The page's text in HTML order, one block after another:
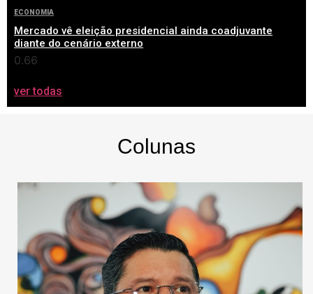
ECONOMIA
Mercado vê eleição presidencial ainda coadjuvante
diante do cenário externo
ver todas
Colunas